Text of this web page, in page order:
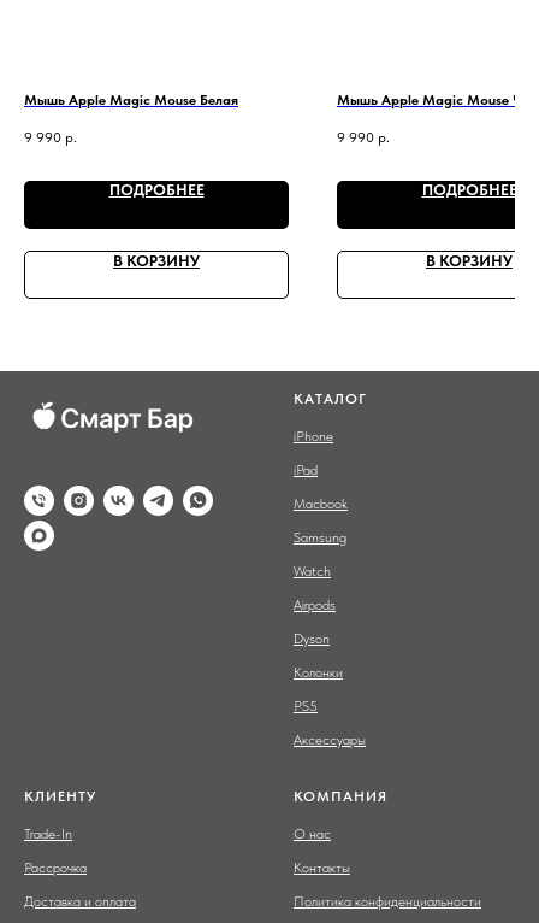
Мышь Apple Magic Mouse Белая
9 990 р.
ПОДРОБНЕЕ
В КОРЗИНУ
Мышь Apple Magic Mouse
9 990 р.
ПОДРОБНЕЕ
В КОРЗИНУ
КАТАЛОГ
iPhone
iPad
Macbook
Samsung
Watch
Airpods
Dyson
Колонки
PS5
Аксессуары
КЛИЕНТУ
Trade-In
Рассрочка
Доставка и оплата
КОМПАНИЯ
О нас
Контакты
Политика конфиденциальности